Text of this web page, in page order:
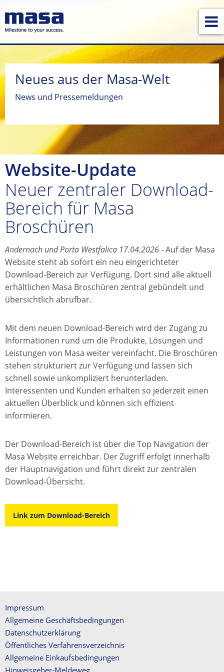
Neues aus der Masa-Welt
News und Pressemeldungen
Website-Update
Neuer zentraler Download-
Bereich für Masa
Broschüren
Andernach und Porta Westfalica 17.04.2026- Auf der Masa
Website steht ab sofort ein neu eingerichteter
Download-Bereich zur Verfügung. Dort sind alle aktuell
erhältlichen Masa Broschüren zentral gebündelt und
übersichtlich abrufbar.
Mit dem neuen Download-Bereich wird der Zugang zu
Informationen rund um die Produkte, Lösungen und
Leistungen von Masa weiter vereinfacht. Die Broschüren
stehen strukturiert zur Verfügung und lassen sich
schnell sowie unkompliziert herunterladen.
Interessenten und Kunden erhalten so jederzeit einen
aktuellen Überblick und können sich effizient
informieren.
Der Download-Bereich ist über die Top Navigation der
Masa Website erreichbar. Der Zugriff erfolgt innerhalb
der Hauptnavigation und führt direkt zur zentralen
Download-Übersicht.
Link zum Download-Bereich
Impressum
Allgemeine Geschäftsbedingungen
Datenschutzerklärung
Öffentliches Verfahrensverzeichnis
Allgemeine Einkaufsbedingungen